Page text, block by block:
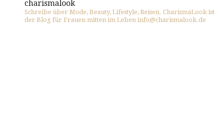
charismalook
Schreibe über Mode, Beauty, Lifestyle, Reisen. CharismaLook ist
der Blog für Frauen mitten im Leben info@charismalook.de